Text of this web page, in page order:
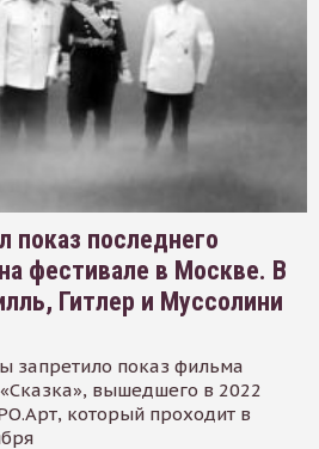
показ последнего
фестивале в Москве. В
Гитлер и Муссолини
запретило показ фильма
вышедшего в 2022
который проходит в